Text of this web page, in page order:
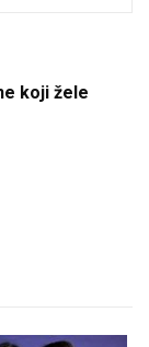
koji žele